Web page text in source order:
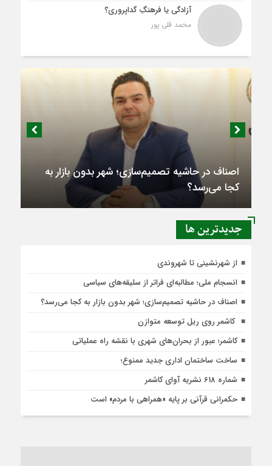
آزادگی یا فرهنگِ گداپروری؟
محمد قلی پور
اصناف در حاشیه تصمیم‌سازی؛ شهر بدون بازار به
کجا می‌رسد؟
جديدترين ها
از شهرنشینی تا شهروندی
انسجام ملی؛ مطالبه‌ای فراتر از سلیقه‌های سیاسی
اصناف در حاشیه تصمیم‌سازی؛ شهر بدون بازار به کجا می‌رسد؟
کاشمر روی ریل توسعه متوازن
کاشمر؛ عبور از بحران‌های شهری با نقشه راه عملیاتی
ساخت ساختمان اداری جدید ممنوع؛
شماره 618 نشریه آوای کاشمر
حکمرانی قرآنی بر پایه «همراهی با مردم» است